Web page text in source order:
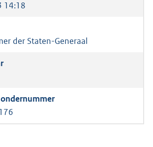
14:18
der Staten-Generaal